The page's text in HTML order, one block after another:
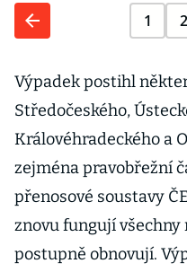
1 2
Výpadek postihl
Středočeského,
Královéhradeckého a
zejména pravobřežní
přenosové soustavy
znovu fungují všechny
postupně obnovují.